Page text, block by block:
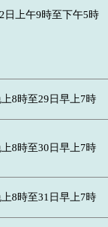
日上午9時至下午5時
8時至29日早上7時
8時至30日早上7時
8時至31日早上7時